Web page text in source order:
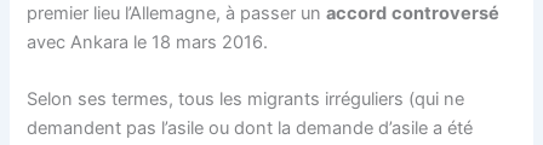
premier lieu l’Allemagne, à passer unaccord controversé
avec Ankara le 18 mars 2016.
Selon ses termes, tous les migrants irréguliers (qui ne
demandent pas l’asile ou dont la demande d’asile a été